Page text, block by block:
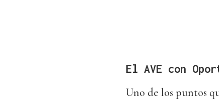
El AVE con
Uno de los puntos